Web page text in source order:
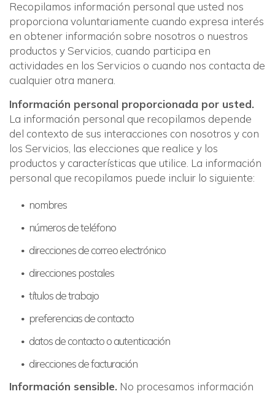
Recopilamos información personal que usted nos
proporciona voluntariamente cuando expresa interés
en obtener información sobre nosotros o nuestros
productos y Servicios, cuando participa en
actividades en los Servicios o cuando nos contacta de
cualquier otra manera.
Información personal proporcionada por usted.
La información personal que recopilamos depende
del contexto de sus interacciones con nosotros y con
los Servicios, las elecciones que realice y los
productos y características que utilice. La información
personal que recopilamos puede incluir lo siguiente:
nombres
números de teléfono
direcciones de correo electrónico
direcciones postales
títulos de trabajo
preferencias de contacto
datos de contacto o autenticación
direcciones de facturación
Información sensible. No procesamos información